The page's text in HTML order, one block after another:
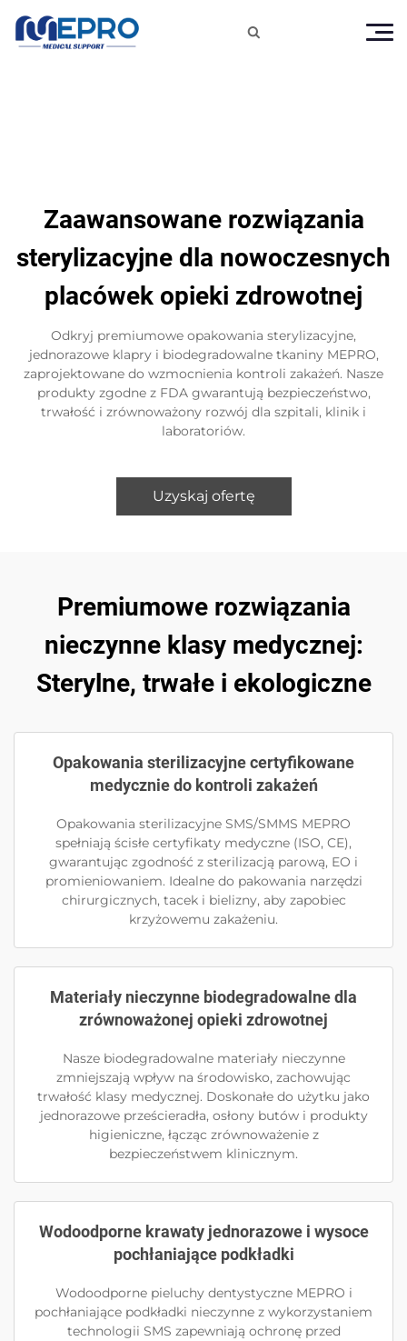

Zaawansowane rozwiązania
sterylizacyjne dla nowoczesnych
placówek opieki zdrowotnej
Odkryj premiumowe opakowania sterylizacyjne,
jednorazowe klapry i biodegradowalne tkaniny MEPRO,
zaprojektowane do wzmocnienia kontroli zakażeń. Nasze
produkty zgodne z FDA gwarantują bezpieczeństwo,
trwałość i zrównoważony rozwój dla szpitali, klinik i
laboratoriów.
Uzyskaj ofertę
Premiumowe rozwiązania
nieczynne klasy medycznej:
Sterylne, trwałe i ekologiczne
Opakowania sterilizacyjne certyfikowane
medycznie do kontroli zakażeń
Opakowania sterilizacyjne SMS/SMMS MEPRO
spełniają ścisłe certyfikaty medyczne (ISO, CE),
gwarantując zgodność z sterilizacją parową, EO i
promieniowaniem. Idealne do pakowania narzędzi
chirurgicznych, tacek i bielizny, aby zapobiec
krzyżowemu zakażeniu.
Materiały nieczynne biodegradowalne dla
zrównoważonej opieki zdrowotnej
Nasze biodegradowalne materiały nieczynne
zmniejszają wpływ na środowisko, zachowując
trwałość klasy medycznej. Doskonałe do użytku jako
jednorazowe prześcieradła, osłony butów i produkty
higieniczne, łącząc zrównoważenie z
bezpieczeństwem klinicznym.
Wodoodporne krawaty jednorazowe i wysoce
pochłaniające podkładki
Wodoodporne pieluchy dentystyczne MEPRO i
pochłaniające podkładki nieczynne z wykorzystaniem
technologii SMS zapewniają ochronę przed